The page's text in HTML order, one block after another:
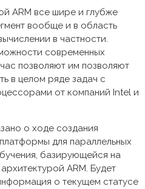
ARM все шире и глубже
вообще и в область
в частности.
современных
позволяют им позволяют
в целом ряде задач с
от компаний Intel и
о ходе создания
для параллельных
базирующейся на
ARM. Будет
о текущем статусе